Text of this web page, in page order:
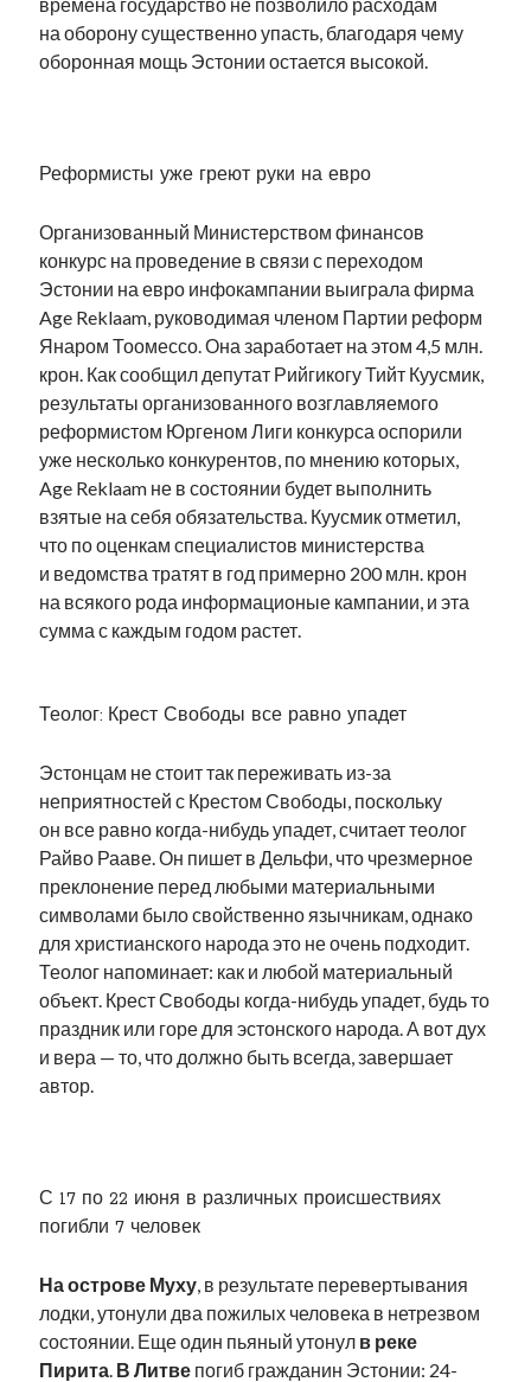
на оборону существенно упасть, благодаря чему
оборонная мощь Эстонии остается высокой.
Реформисты уже греют руки на евро
Организованный Министерством финансов
конкурс на проведение в связи с переходом
Эстонии на евро инфокампании выиграла фирма
Age Reklaam, руководимая членом Партии реформ
Янаром Тоомессо. Она заработает на этом 4,5 млн.
крон. Как сообщил депутат Рийгикогу Тийт Куусмик,
результаты организованного возглавляемого
реформистом Юргеном Лиги конкурса оспорили
уже несколько конкурентов, по мнению которых,
Age Reklaam не в состоянии будет выполнить
взятые на себя обязательства. Куусмик отметил,
что по оценкам специалистов министерства
и ведомства тратят в год примерно 200 млн. крон
на всякого рода информационые кампании, и эта
сумма с каждым годом растет.
Теолог: Крест Свободы все равно упадет
Эстонцам не стоит так переживать из-за
неприятностей с Крестом Свободы, поскольку
он все равно когда-нибудь упадет, считает теолог
Райво Рааве. Он пишет в Дельфи, что чрезмерное
преклонение перед любыми материальными
символами было свойственно язычникам, однако
для христианского народа это не очень подходит.
Теолог напоминает: как и любой материальный
объект. Крест Свободы когда-нибудь упадет, будь то
праздник или горе для эстонского народа. А вот дух
и вера — то, что должно быть всегда, завершает
автор.
С 17 по 22 июня в различных происшествиях
погибли 7 человек
На острове Муху, в результате перевертывания
лодки, утонули два пожилых человека в нетрезвом
состоянии. Еще один пьяный утонул в реке
Пирита. В Литве погиб гражданин Эстонии: 24-